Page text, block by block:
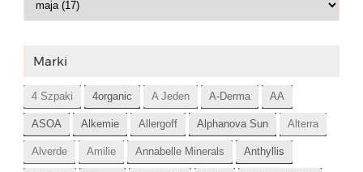
Marki
4 Szpaki 4organic A Jeden A-Derma AA
ASOA Alkemie Allergoff Alphanova Sun Alterra
Alverde Amilie Annabelle Minerals Anthyllis